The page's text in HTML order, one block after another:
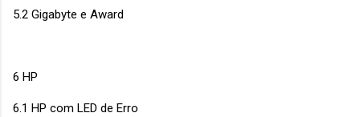
5.2 Gigabyte e Award
6 HP
6.1 HP com LED de Erro